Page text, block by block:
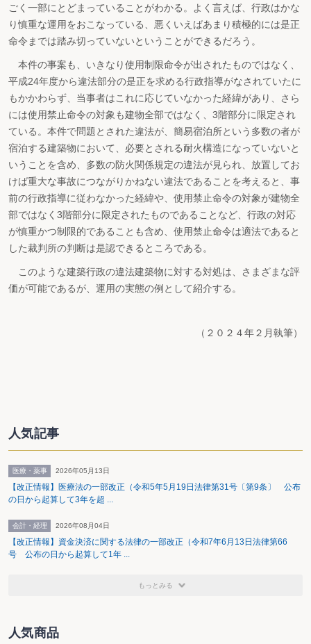
ごく一部にとどまっていることがわかる。よく言えば、行政はかな
り慎重な運用をおこなっている、悪くいえばあまり積極的には是正
命令までは踏み切っていないということができるだろう。
本件の事案も、いきなり使用制限命令が出されたものではなく、
平成24年度から違法部分の是正を求める行政指導がなされていたに
もかかわらず、当事者はこれに応じていなかった経緯があり、さら
には使用禁止命令の対象も建物全部ではなく、3階部分に限定され
ている。本件で問題とされた違法が、簡易宿泊所という多数の者が
宿泊する建築物において、必要とされる耐火構造になっていないと
いうことを含め、多数の防火関係規定の違法が見られ、放置してお
けば重大な事故につながりかねない違法であることを考えると、事
前の行政指導に従わなかった経緯や、使用禁止命令の対象が建物全
部ではなく3階部分に限定されたものであることなど、行政の対応
が慎重かつ制限的であることも含め、使用禁止命令は適法であると
した裁判所の判断は是認できるところである。
このような建築行政の違法建築物に対する対処は、さまざまな評
価が可能であるが、運用の実態の例として紹介する。
（２０２４年２月執筆）
人気記事
医療・薬事 2026年05月13日
【改正情報】医療法の一部改正（令和5年5月19日法律第31号〔第9条〕 公布
の日から起算して3年を超 ...
会計・経理 2026年08月04日
【改正情報】資金決済に関する法律の一部改正（令和7年6月13日法律第66
号 公布の日から起算して1年 ...
もっとみる
人気商品